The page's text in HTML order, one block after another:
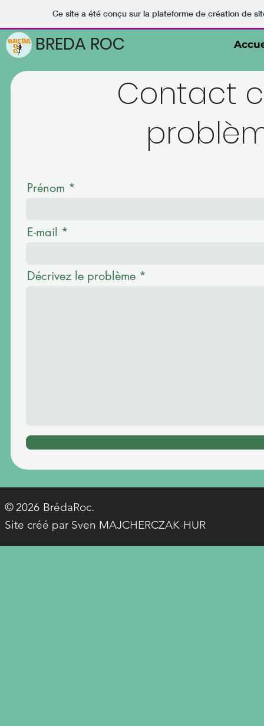
Ce site a été conçu sur la plateforme de création de
BREDA ROC
Contact
Prénom
E-mail
Décrivez le problème
© BrédaRoc.
Site créé par Sven MAJCHERCZAK-HUR
2026